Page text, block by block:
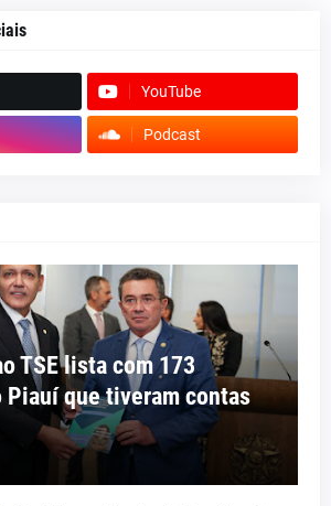
YouTube
Podcast
TSE lista com 173
Piauí que tiveram contas